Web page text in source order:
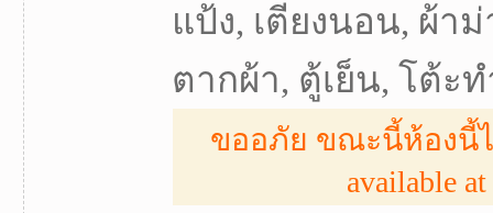
แป้ง, เตียงนอน, ผ้า
ตากผ้า, ตู้เย็น, โต้ะ
ขออภัย ขณะนี้ห้องนี้ไ
available